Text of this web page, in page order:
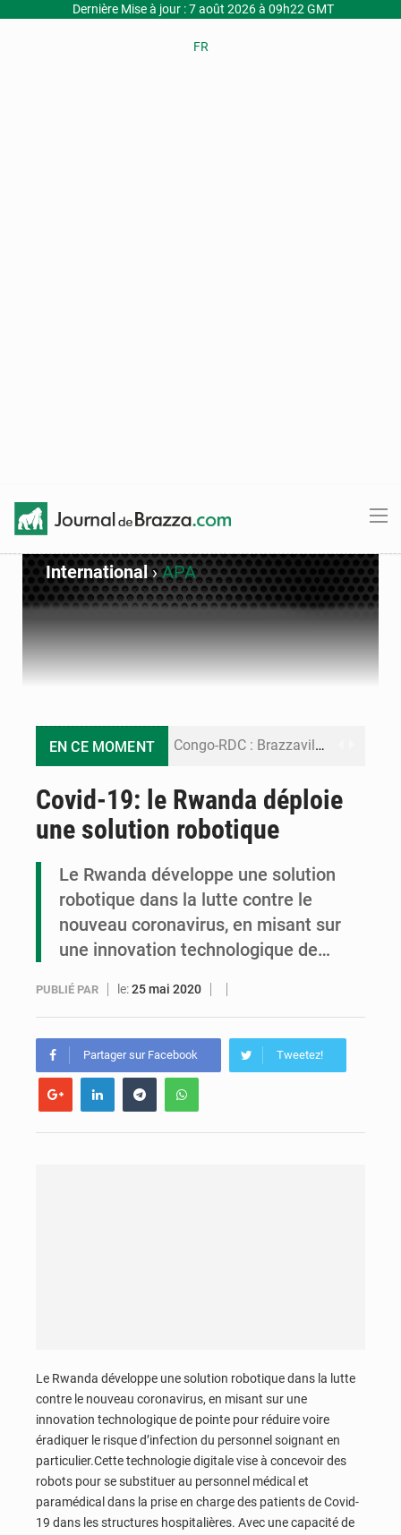
Dernière Mise à jour : 7 août 2026 à 09h22 GMT
FR
International›APA
EN CE MOMENT Congo-RDC : Brazzaville et Kinshasa renforcent leur coopération en faveur de la jeunesse
Cémac : la Commission présente à Denis Sassou N’Guesso sa feuille de route
Covid-19: le Rwanda déploie
une solution robotique
Le Rwanda développe une solution
robotique dans la lutte contre le
nouveau coronavirus, en misant sur
une innovation technologique de…
PUBLIÉ PAR le:25 mai 2020
Partager sur Facebook Tweetez!
Le Rwanda développe une solution robotique dans la lutte
contre le nouveau coronavirus, en misant sur une
innovation technologique de pointe pour réduire voire
éradiquer le risque d’infection du personnel soignant en
particulier.Cette technologie digitale vise à concevoir des
robots pour se substituer au personnel médical et
paramédical dans la prise en charge des patients de Covid-
19 dans les structures hospitalières. Avec une capacité de